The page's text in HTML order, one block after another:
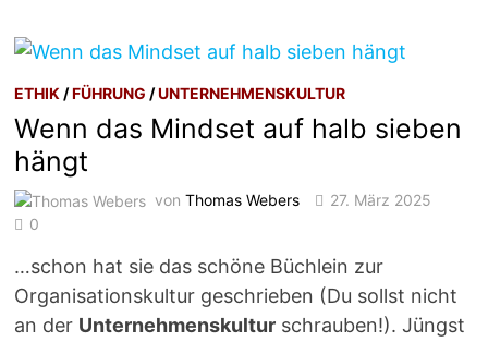
ETHIK /FÜHRUNG /UNTERNEHMENSKULTUR
Wenn das Mindset auf halb sieben
hängt
vonThomas Webers
27. März 2025
0
…schon hat sie das schöne Büchlein zur
Organisationskultur geschrieben (Du sollst nicht
an der Unternehmenskultur schrauben!). Jüngst